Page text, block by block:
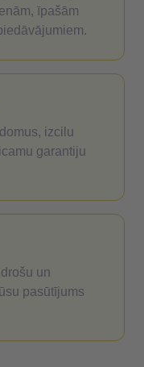
īpašām
izcilu
garantiju
un
pasūtījums